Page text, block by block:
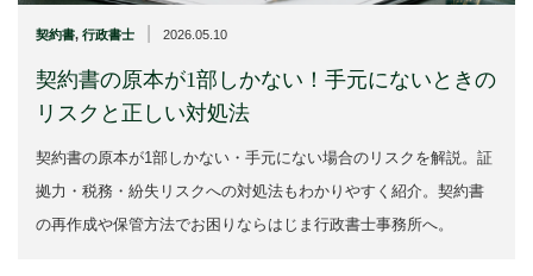
契約書, 行政書士 2026.05.10
契約書の原本が1部しかない！手元にないときの
リスクと正しい対処法
契約書の原本が1部しかない・手元にない場合のリスクを解説。証
拠力・税務・紛失リスクへの対処法もわかりやすく紹介。契約書
の再作成や保管方法でお困りならはじま行政書士事務所へ。